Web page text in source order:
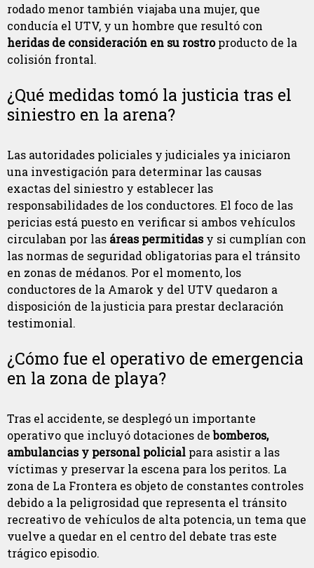
rodado menor también viajaba una mujer, que
conducía el UTV, y un hombre que resultó con
heridas de consideración en su rostroproducto de la
colisión frontal.
¿Qué medidas tomó la justicia tras el
siniestro en la arena?
Las autoridades policiales y judiciales ya iniciaron
una investigación para determinar las causas
exactas del siniestro y establecer las
responsabilidades de los conductores. El foco de las
pericias está puesto en verificar si ambos vehículos
circulaban por las áreas permitidasy si cumplían con
las normas de seguridad obligatorias para el tránsito
en zonas de médanos. Por el momento, los
conductores de la Amarok y del UTV quedaron a
disposición de la justicia para prestar declaración
testimonial.
¿Cómo fue el operativo de emergencia
en la zona de playa?
Tras el accidente, se desplegó un importante
operativo que incluyó dotaciones debomberos,
ambulancias y personal policial para asistir a las
víctimas y preservar la escena para los peritos. La
zona de La Frontera es objeto de constantes controles
debido a la peligrosidad que representa el tránsito
recreativo de vehículos de alta potencia, un tema que
vuelve a quedar en el centro del debate tras este
trágico episodio.